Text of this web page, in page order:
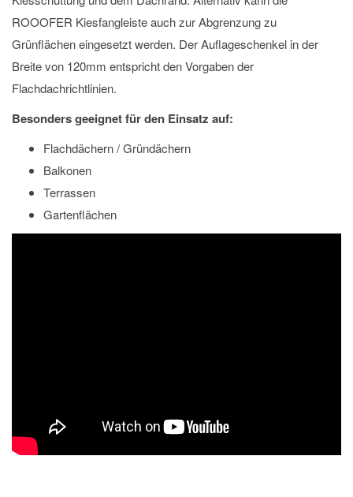
ROOOFER Kiesfangleiste auch zur Abgrenzung zu
Grünflächen eingesetzt werden. Der Auflageschenkel in der
Breite von 120mm entspricht den Vorgaben der
Flachdachrichtlinien.
Besonders geeignet für den Einsatz auf:
Flachdächern / Gründächern
Balkonen
Terrassen
Gartenflächen